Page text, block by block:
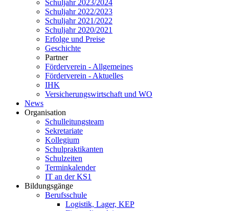
Schuljahr 2023/2024
Schuljahr 2022/2023
Schuljahr 2021/2022
Schuljahr 2020/2021
Erfolge und Preise
Geschichte
Partner
Förderverein - Allgemeines
Förderverein - Aktuelles
IHK
Versicherungswirtschaft und WO
News
Organisation
Schulleitungsteam
Sekretariate
Kollegium
Schulpraktikanten
Schulzeiten
Terminkalender
IT an der KS1
Bildungsgänge
Berufsschule
Logistik, Lager, KEP